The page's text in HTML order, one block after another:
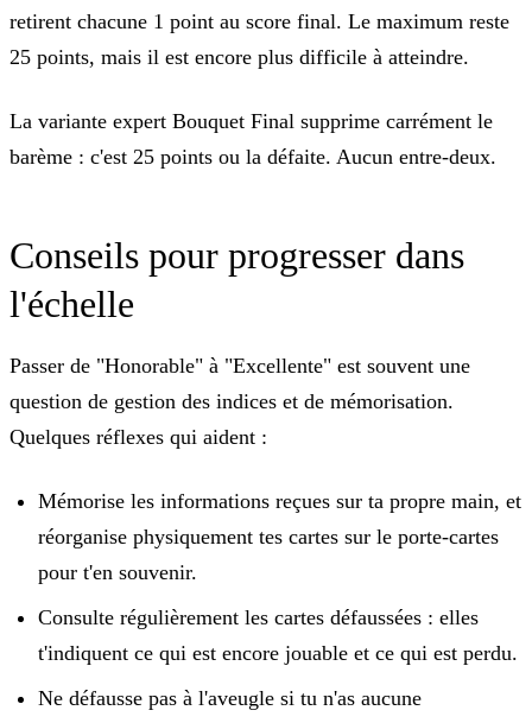
retirent chacune 1 point au score final. Le maximum reste
25 points, mais il est encore plus difficile à atteindre.
La variante expert Bouquet Final supprime carrément le
barème : c'est 25 points ou la défaite. Aucun entre-deux.
Conseils pour progresser dans
l'échelle
Passer de "Honorable" à "Excellente" est souvent une
question de gestion des indices et de mémorisation.
Quelques réflexes qui aident :
Mémorise les informations reçues sur ta propre main, et
réorganise physiquement tes cartes sur le porte-cartes
pour t'en souvenir.
Consulte régulièrement les cartes défaussées : elles
t'indiquent ce qui est encore jouable et ce qui est perdu.
Ne défausse pas à l'aveugle si tu n'as aucune